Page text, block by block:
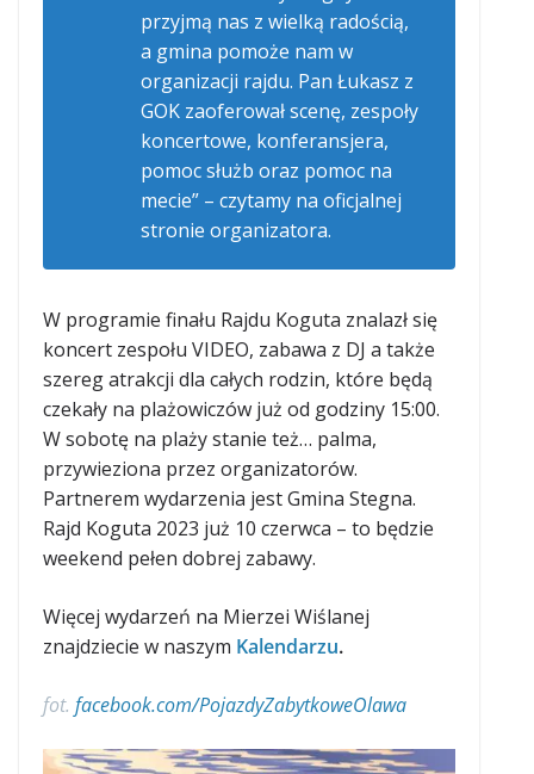
przyjmą nas z wielką radością,
a gmina pomoże nam w
organizacji rajdu. Pan Łukasz z
GOK zaoferował scenę, zespoły
koncertowe, konferansjera,
pomoc służb oraz pomoc na
mecie” – czytamy na oficjalnej
stronie organizatora.
W programie finału Rajdu Koguta znalazł się
koncert zespołu VIDEO, zabawa z DJ a także
szereg atrakcji dla całych rodzin, które będą
czekały na plażowiczów już od godziny 15:00.
W sobotę na plaży stanie też… palma,
przywieziona przez organizatorów.
Partnerem wydarzenia jest Gmina Stegna.
Rajd Koguta 2023 już 10 czerwca – to będzie
weekend pełen dobrej zabawy.
Więcej wydarzeń na Mierzei Wiślanej
znajdziecie w naszym Kalendarzu.
fot. facebook.com/PojazdyZabytkoweOlawa